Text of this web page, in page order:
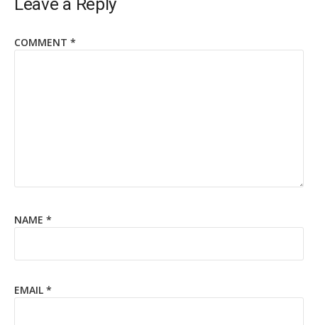
Leave a Reply
COMMENT *
NAME *
EMAIL *